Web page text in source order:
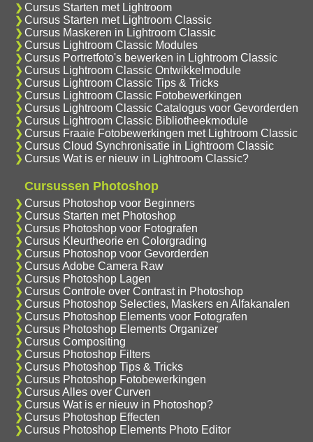
Cursus Starten met Lightroom
Cursus Starten met Lightroom Classic
Cursus Maskeren in Lightroom Classic
Cursus Lightroom Classic Modules
Cursus Portretfoto's bewerken in Lightroom Classic
Cursus Lightroom Classic Ontwikkelmodule
Cursus Lightroom Classic Tips & Tricks
Cursus Lightroom Classic Fotobewerkingen
Cursus Lightroom Classic Catalogus voor Gevorderden
Cursus Lightroom Classic Bibliotheekmodule
Cursus Fraaie Fotobewerkingen met Lightroom Classic
Cursus Cloud Synchronisatie in Lightroom Classic
Cursus Wat is er nieuw in Lightroom Classic?
Cursussen Photoshop
Cursus Photoshop voor Beginners
Cursus Starten met Photoshop
Cursus Photoshop voor Fotografen
Cursus Kleurtheorie en Colorgrading
Cursus Photoshop voor Gevorderden
Cursus Adobe Camera Raw
Cursus Photoshop Lagen
Cursus Controle over Contrast in Photoshop
Cursus Photoshop Selecties, Maskers en Alfakanalen
Cursus Photoshop Elements voor Fotografen
Cursus Photoshop Elements Organizer
Cursus Compositing
Cursus Photoshop Filters
Cursus Photoshop Tips & Tricks
Cursus Photoshop Fotobewerkingen
Cursus Alles over Curven
Cursus Wat is er nieuw in Photoshop?
Cursus Photoshop Effecten
Cursus Photoshop Elements Photo Editor